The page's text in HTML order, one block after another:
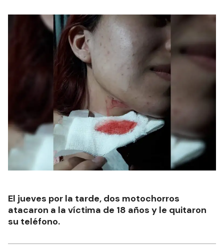
El jueves por la tarde, dos motochorros
atacaron a la víctima de 18 años y le quitaron
su teléfono.